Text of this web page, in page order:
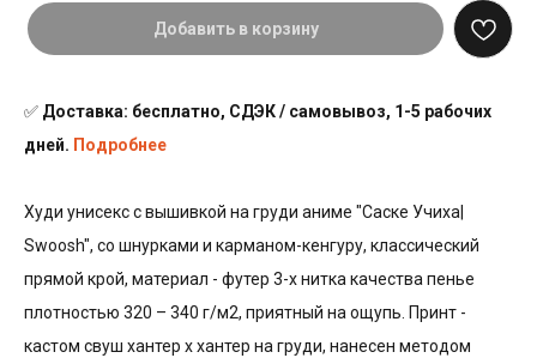
Добавить в корзину
✅ Доставка: бесплатно, СДЭК / самовывоз, 1-5 рабочих
дней. Подробнее
Худи унисекс с вышивкой на груди аниме "Саске Учиха|
Swoosh", со шнурками и карманом-кенгуру, классический
прямой крой, материал - футер 3-х нитка качества пенье
плотностью 320 – 340 г/м2, приятный на ощупь. Принт -
кастом свуш хантер х хантер на груди, нанесен методом